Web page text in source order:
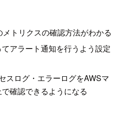
トリクスの確認方法がわかる
アラート通知を行うよう設定
スログ・エラーログをAWSマ
確認できるようになる